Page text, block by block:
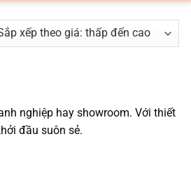
nghiệp hay showroom. Với thiết
đầu suôn sẻ.